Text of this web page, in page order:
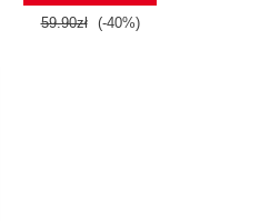
59.90zł (-40%)